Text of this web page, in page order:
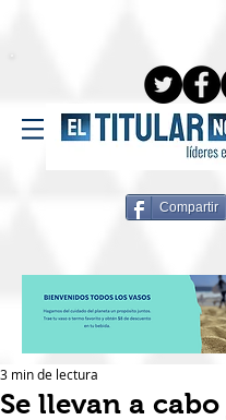
Compartir
Se llevan a
3 min de lectura